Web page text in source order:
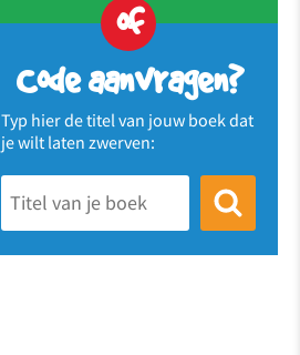
of
Code aanvragen?
Typ hier de titel van jouw boek dat
je wilt laten zwerven: